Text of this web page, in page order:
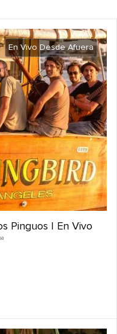
En Vivo Desde Afuera
Pinguos | En Vivo